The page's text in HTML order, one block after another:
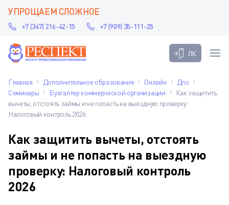
УПРОЩАЕМ СЛОЖНОЕ
+7 (347) 216-42-15 +7 (909) 35-111-25
ЛК
Главная Дополнительное образование Онлайн
Дпо
Семинары
Бухгалтер коммерческой организации
Как защитить
вычеты, отстоять займы и не попасть на выездную проверку:
Налоговый контроль 2026
Как защитить вычеты, отстоять
займы и не попасть на выездную
проверку: Налоговый контроль
2026